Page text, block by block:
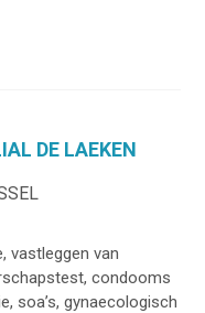
DE LAEKEN
vastleggen van
condooms
soa’s, gynaecologisch